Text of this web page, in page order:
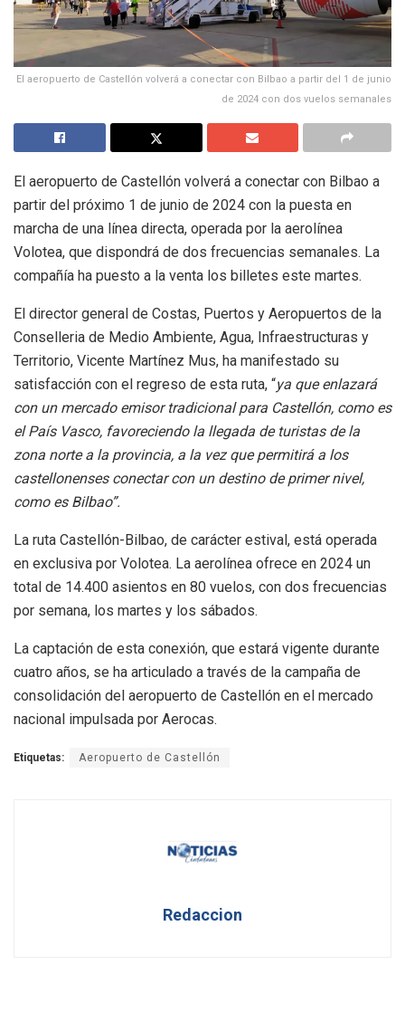
El aeropuerto de Castellón volverá a conectar con Bilbao a partir del 1 de junio
de 2024 con dos vuelos semanales
El aeropuerto de Castellón volverá a conectar con Bilbao a
partir del próximo 1 de junio de 2024 con la puesta en
marcha de una línea directa, operada por la aerolínea
Volotea, que dispondrá de dos frecuencias semanales. La
compañía ha puesto a la venta los billetes este martes.
El director general de Costas, Puertos y Aeropuertos de la
Conselleria de Medio Ambiente, Agua, Infraestructuras y
Territorio, Vicente Martínez Mus, ha manifestado su
satisfacción con el regreso de esta ruta, “ya que enlazará
con un mercado emisor tradicional para Castellón, como es
el País Vasco, favoreciendo la llegada de turistas de la
zona norte a la provincia, a la vez que permitirá a los
castellonenses conectar con un destino de primer nivel,
como es Bilbao”.
La ruta Castellón-Bilbao, de carácter estival, está operada
en exclusiva por Volotea. La aerolínea ofrece en 2024 un
total de 14.400 asientos en 80 vuelos, con dos frecuencias
por semana, los martes y los sábados.
La captación de esta conexión, que estará vigente durante
cuatro años, se ha articulado a través de la campaña de
consolidación del aeropuerto de Castellón en el mercado
nacional impulsada por Aerocas.
Etiquetas: Aeropuerto de Castellón
Redaccion